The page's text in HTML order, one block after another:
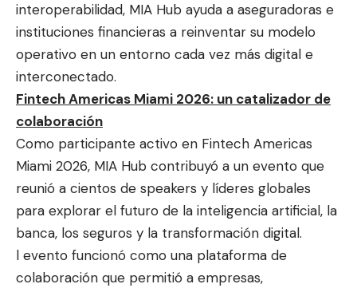
interoperabilidad, MIA Hub ayuda a aseguradoras e
instituciones financieras a reinventar su modelo
operativo en un entorno cada vez más digital e
interconectado.
Fintech Americas Miami 2026: un catalizador de
colaboración
Como participante activo en Fintech Americas
Miami 2026, MIA Hub contribuyó a un evento que
reunió a cientos de speakers y líderes globales
para explorar el futuro de la inteligencia artificial, la
banca, los seguros y la transformación digital.
l evento funcionó como una plataforma de
colaboración que permitió a empresas,